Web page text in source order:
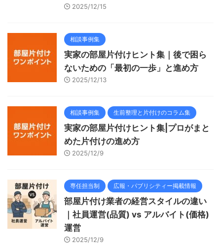
2025/12/15
相談事例集
実家の部屋片付けヒント集｜後で困ら
ないための「最初の一歩」と進め方
2025/12/13
相談事例集 生前整理と片付けのコラム集
実家の部屋片付けヒント集|プロがまと
めた片付けの進め方
2025/12/9
専任担当制 広報・パブリシティー掲載情報
部屋片付け業者の経営スタイルの違い
｜社員運営(品質) vs アルバイト(価格)
運営
2025/12/9